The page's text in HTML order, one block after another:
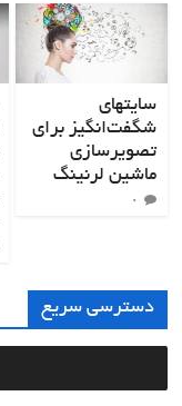
سایتهای
شگفت‌انگیز برای
تصویرسازی
ماشین لرنینگ
۰
دسترسی سریع